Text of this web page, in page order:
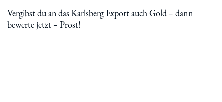
Vergibst du an das Karlsberg Export auch Gold – dann
bewerte jetzt – Prost!